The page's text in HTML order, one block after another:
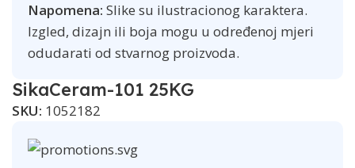
Napomena: Slike su ilustracionog karaktera.
Izgled, dizajn ili boja mogu u određenoj mjeri
odudarati od stvarnog proizvoda.
SikaCeram-101 25KG
SKU: 1052182